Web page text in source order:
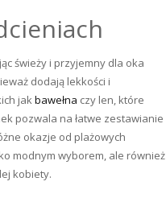
świeży i przyjemny dla oka
dodają lekkości i
jakbawełna czy len, które
pozwala na łatwe zestawianie
okazje od plażowych
modnym wyborem, ale również
kobiety.